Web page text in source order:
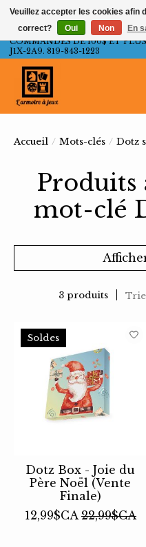
LIVRAISON GRATUITE AU
COMMANDES DE 100$ ET
J1X-2A9. 819-843-1223
Accueil / Mots-clés / Dotz
Produits
mot-clé
3 produits
Soldes
Dotz Box - Joie du
Père Noël (Vente
Finale)
12,99$CA 22,99$CA
Veuillez accepter les cookies afin
correct?
Oui Non En